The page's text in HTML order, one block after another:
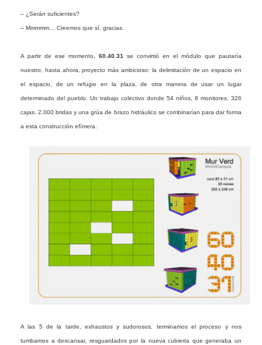
– ¿Serán suficientes?
– Mmmmm… Creemos que sí, gracias.
A partir de ese momento, 60.40.31 se convirtió en el módulo que pautaría
nuestro, hasta ahora, proyecto más ambicioso: la delimitación de un espacio en
el espacio, de un refugio en la plaza, de otra manera de usar un lugar
determinado del pueblo. Un trabajo colectivo donde 54 niños, 8 monitores, 326
cajas, 2.000 bridas y una grúa de brazo hidráulico se combinarían para dar forma
a esta construcción efímera.
A las 5 de la tarde, exhaustos y sudorosos, terminamos el proceso y nos
tumbamos a descansar, resguardados por la nueva cubierta que generaba un